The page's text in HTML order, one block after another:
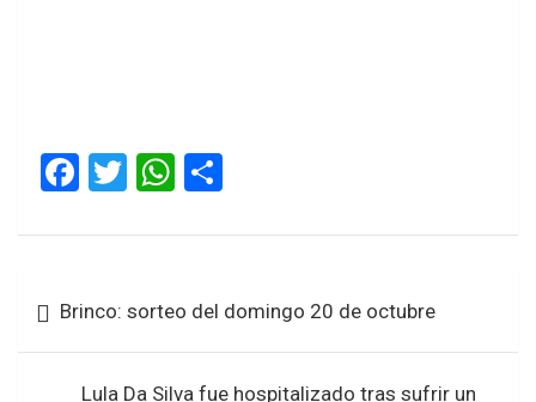
F
ce
o
o
T
tt
W
at
A
p
ar
de
entradas
Brinco: sorteo del domingo 20 de octubre
Lula Da Silva fue hospitalizado tras sufrir un